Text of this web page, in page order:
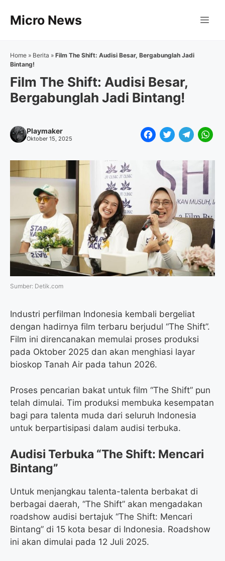
Micro News
Home » Berita » Film The Shift: Audisi Besar, Bergabunglah Jadi
Bintang!
Film The Shift: Audisi Besar,
Bergabunglah Jadi Bintang!
Playmaker
Oktober 15, 2025
F
o
k
T
i
t
e
r
T
l
e
g
a
W
a
s
A
p
Sumber: Detik.com
Industri perfilman Indonesia kembali bergeliat
dengan hadirnya film terbaru berjudul “The Shift”.
Film ini direncanakan memulai proses produksi
pada Oktober 2025 dan akan menghiasi layar
bioskop Tanah Air pada tahun 2026.
Proses pencarian bakat untuk film “The Shift” pun
telah dimulai. Tim produksi membuka kesempatan
bagi para talenta muda dari seluruh Indonesia
untuk berpartisipasi dalam audisi terbuka.
Audisi Terbuka “The Shift: Mencari
Bintang”
Untuk menjangkau talenta-talenta berbakat di
berbagai daerah, “The Shift” akan mengadakan
roadshow audisi bertajuk “The Shift: Mencari
Bintang” di 15 kota besar di Indonesia. Roadshow
ini akan dimulai pada 12 Juli 2025.